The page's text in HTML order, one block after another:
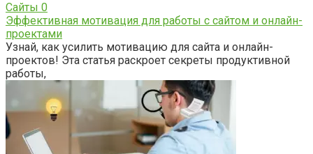
Сайты 0
Эффективная мотивация для работы с сайтом и онлайн-
проектами
Узнай, как усилить мотивацию для сайта и онлайн-
проектов! Эта статья раскроет секреты продуктивной
работы,